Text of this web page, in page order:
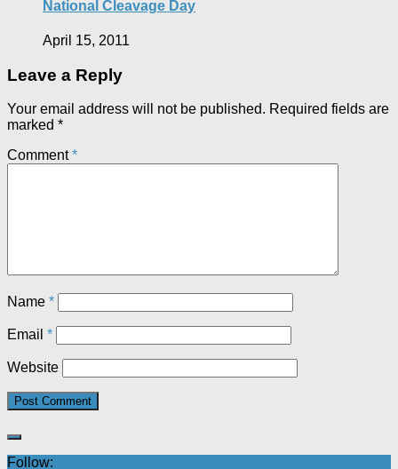
National Cleavage Day
April 15, 2011
Leave a Reply
Your email address will not be published. Required fields are
marked *
Comment*
Name *
Email *
Website
Follow: